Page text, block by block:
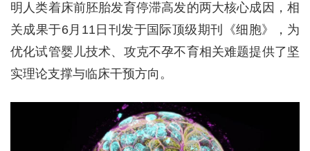
明人类着床前胚胎发育停滞高发的两大核心成因，相
关成果于6月11日刊发于国际顶级期刊《细胞》，为
优化试管婴儿技术、攻克不孕不育相关难题提供了坚
实理论支撑与临床干预方向。